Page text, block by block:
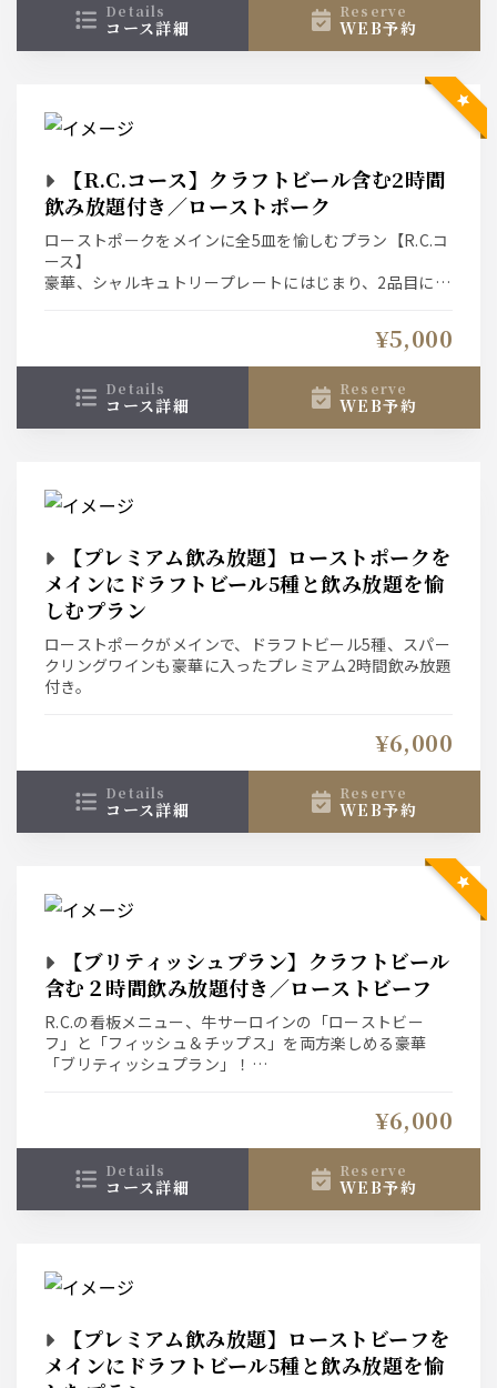
details
コース詳細
reserve
WEB予約
【R.C.コース】クラフトビール含む2時間
飲み放題付き／ローストポーク
ローストポークをメインに全5皿を愉しむプラン【R.C.コ
ース】
豪華、シャルキュトリープレートにはじまり、2品目にア
むこと間違いなし！メインはローストポークとベーコン
とバジルソースのペンネとなっております
¥5,000
details
コース詳細
reserve
WEB予約
【プレミアム飲み放題】ローストポークを
メインにドラフトビール5種と飲み放題を愉
しむプラン
ローストポークがメインで、ドラフトビール5種、スパー
クリングワインも豪華に入ったプレミアム2時間飲み放題
付き。
¥6,000
details
コース詳細
reserve
WEB予約
【ブリティッシュプラン】クラフトビール
含む２時間飲み放題付き／ローストビーフ
R.C.の看板メニュー、牛サーロインの「ローストビー
フ」と「フィッシュ＆チップス」を両方楽しめる豪華
「ブリティッシュプラン」！
¥6,000
details
コース詳細
reserve
WEB予約
【プレミアム飲み放題】ローストビーフを
メインにドラフトビール5種と飲み放題を愉